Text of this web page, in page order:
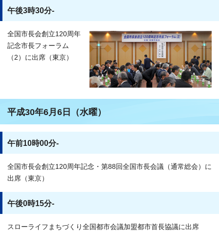
午後3時30分-
全国市長会創立120周年
記念市長フォーラム
（2）に出席（東京）
平成30年6月6日（水曜）
午前10時00分-
全国市長会創立120周年記念・第88回全国市長会議（通常総会）に
出席（東京）
午後0時15分-
スローライフまちづくり全国都市会議加盟都市首長協議に出席